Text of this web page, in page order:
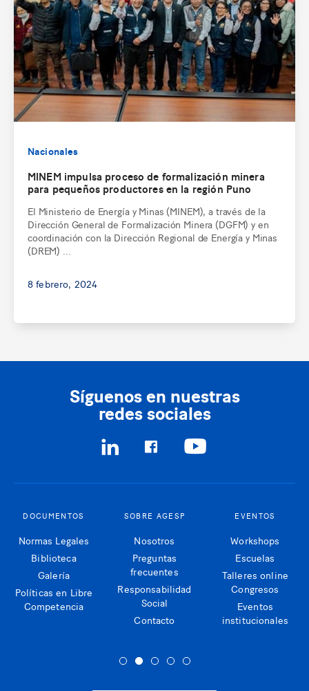
Nacionales
MINEM impulsa proceso de formalización minera
para pequeños productores en la región Puno
El Ministerio de Energía y Minas (MINEM), a través de la
Dirección General de Formalización Minera (DGFM) y en
coordinación con la Dirección Regional de Energía y Minas
(DREM) ...
8 febrero, 2024
Síguenos en nuestras
redes sociales
DOCUMENTOS
Normas Legales
Biblioteca
Galería
Políticas en Libre
Competencia
SOBRE AGESP
Nosotros
Preguntas
frecuentes
Responsabilidad
Social
Contacto
EVENTOS
Workshops
Escuelas
Talleres online
Congresos
Eventos
institucionales